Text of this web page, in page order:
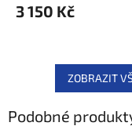
3 150 Kč
ZOBRAZIT
Podobné